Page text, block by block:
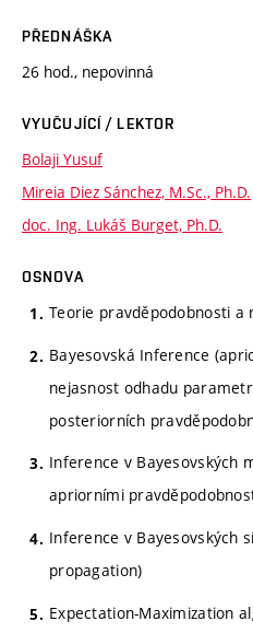
PŘEDNÁŠKA
26 hod., nepovinná
VYUČUJÍCÍ / LEKTOR
Bolaji Yusuf
Mireia Diez Sánchez, M.Sc., Ph.D.
doc. Ing. Lukáš Burget, Ph.D.
OSNOVA
Teorie pravděpodobnosti a
Bayesovská Inference
nejasnost odhadu
posteriorních
Inference v Bayesovských
apriorními
Inference v Bayesovských
propagation)
Expectation-Maximization